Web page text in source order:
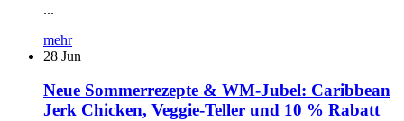
...
mehr
28 Jun
Neue Sommerrezepte & WM-Jubel: Caribbean
Jerk Chicken, Veggie-Teller und 10 % Rabatt